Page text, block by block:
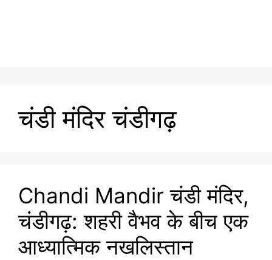
चंडी मंदिर चंडीगढ़
Chandi Mandir चंडी मंदिर,
चंडीगढ़: शहरी वैभव के बीच एक
आध्यात्मिक नखलिस्तान